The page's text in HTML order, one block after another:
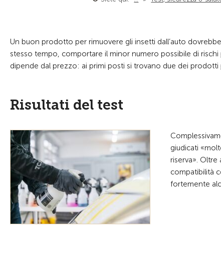
Un buon prodotto per rimuovere gli insetti dall’auto
stesso tempo, comportare il minor numero possibile di
dipende dal prezzo: ai primi posti si trovano due dei
Risultati del test
giudicati
riserva».
compatibilità
fortemente